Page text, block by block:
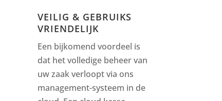
VEILIG & GEBRUIKS
VRIENDELIJK
Een bijkomend voordeel is
dat het volledige beheer van
uw zaak verloopt via ons
management-systeem in de